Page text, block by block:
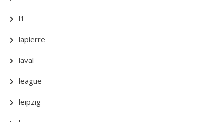
l1
lapierre
laval
league
leipzig